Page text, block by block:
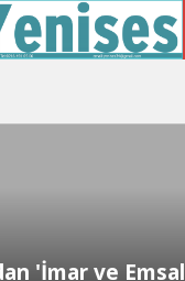
'İmar ve Emsal